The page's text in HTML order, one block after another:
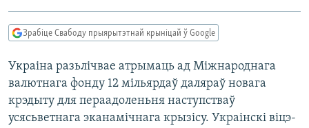
да
галоўнай
навігацыі
Перайсьці
да
пошуку
ЭКАНОМІКА
ВАЙНА
БЕЛАРУСЫ НА ВАЙНЕ
ПАЛІТВЯЗЬНІ
ПАДКАСТЫ
КНІГІ
PREMIUM
ПАДКАСТЫ
FACEBOOK
САЧЫЦЕ ЗА АБНАЎЛЕНЬНЯМІ
Усе сайты РС/РСЭ
Зрабіце Свабоду прыярытэтнай крыніцай ў Google
Украіна разьлічвае атрымаць ад Міжнароднага
валютнага фонду 12 мільярдаў даляраў новага
крэдыту для пераадоленьня наступстваў
усясьветнага эканамічнага крызісу. Украінскі віцэ-